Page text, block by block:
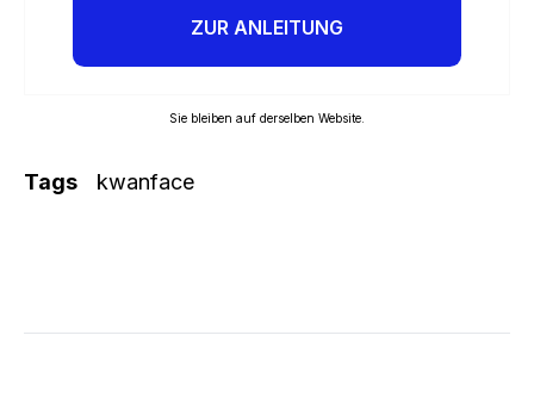
ZUR ANLEITUNG
Sie bleiben auf derselben Website.
Tags kwanface